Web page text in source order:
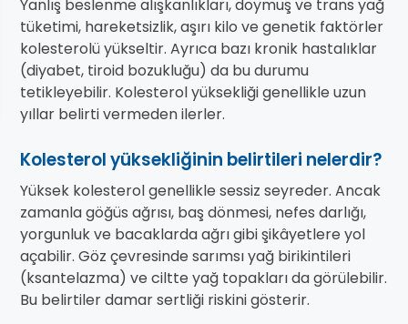
Yanlış beslenme alışkanlıkları, doymuş ve trans yağ
tüketimi, hareketsizlik, aşırı kilo ve genetik faktörler
kolesterolü yükseltir. Ayrıca bazı kronik hastalıklar
(diyabet, tiroid bozukluğu) da bu durumu
tetikleyebilir. Kolesterol yüksekliği genellikle uzun
yıllar belirti vermeden ilerler.
Kolesterol yüksekliğinin belirtileri nelerdir?
Yüksek kolesterol genellikle sessiz seyreder. Ancak
zamanla göğüs ağrısı, baş dönmesi, nefes darlığı,
yorgunluk ve bacaklarda ağrı gibi şikâyetlere yol
açabilir. Göz çevresinde sarımsı yağ birikintileri
(ksantelazma) ve ciltte yağ topakları da görülebilir.
Bu belirtiler damar sertliği riskini gösterir.